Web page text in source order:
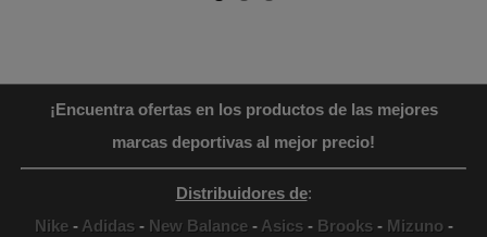
¡Encuentra ofertas en los productos de las mejores
marcas deportivas al mejor precio!
Distribuidores de:
Nike- Adidas- New Balance- Asics- Brooks- Mizuno-